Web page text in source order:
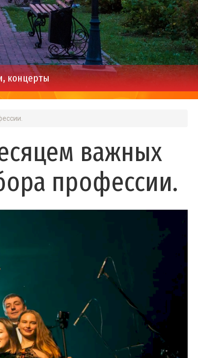
концерты
важных
профессии.